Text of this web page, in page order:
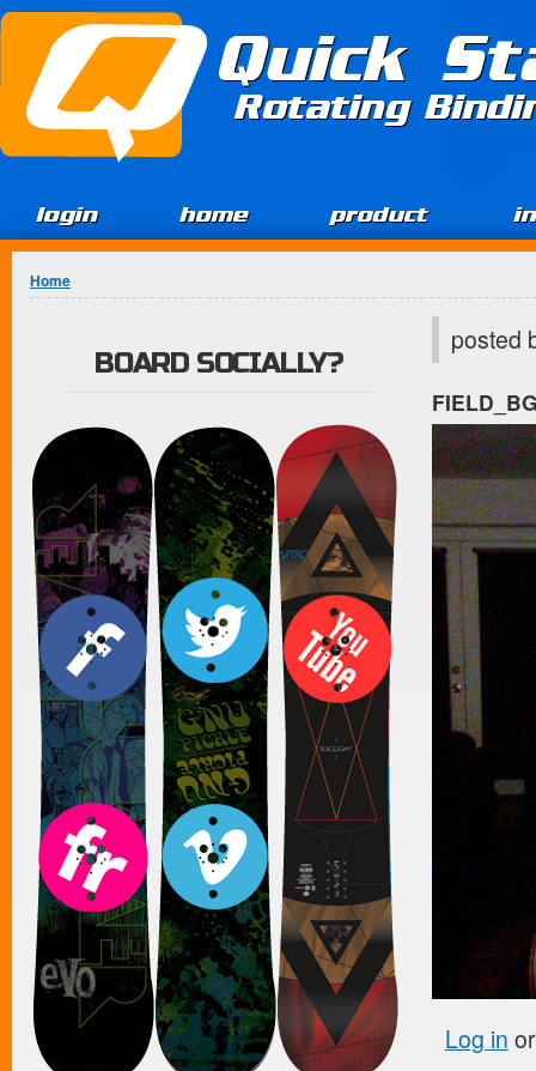
Jump to Content
Quick
Rotating
login home product
You are here
Home
posted
Log in
BOARD SOCIALLY?